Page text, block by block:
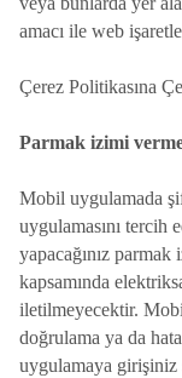
amacı ile web
Çerez Politikasına
Parmak izimi
Mobil uygulamada
uygulamasını tercih
yapacağınız
kapsamında
iletilmeyecektir.
doğrulama ya da
uygulamaya girişiniz